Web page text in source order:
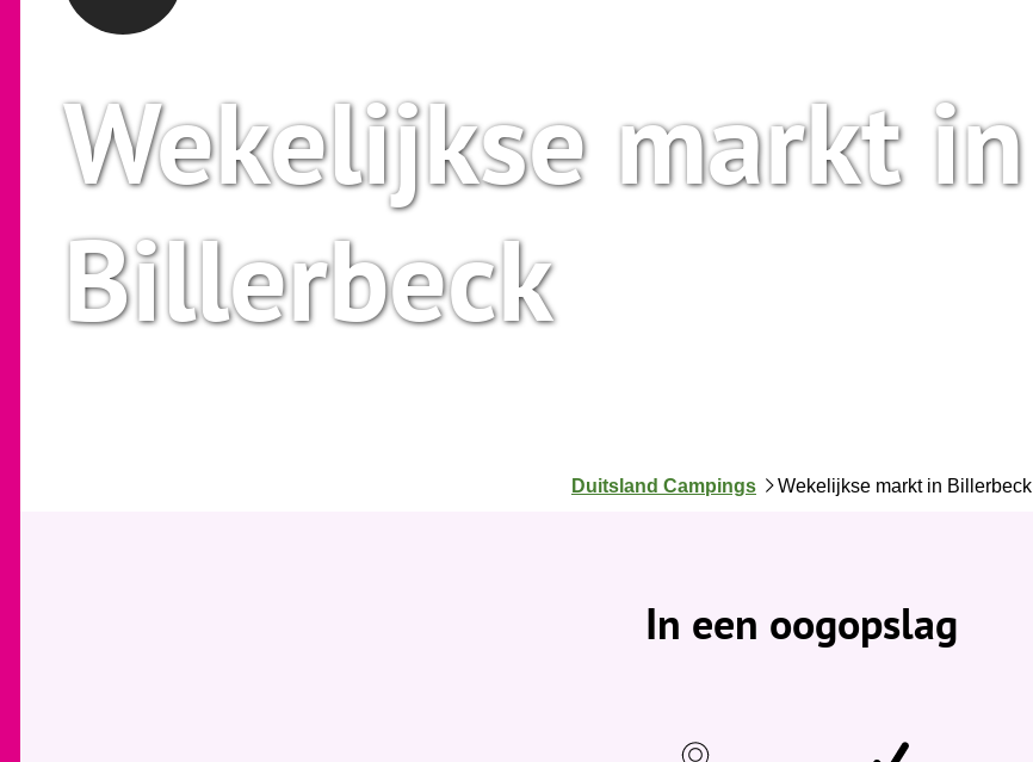
Wekelijkse markt in
Billerbeck
J
Duitsland Campings Wekelijkse markt in Billerbeck
In een oogopslag